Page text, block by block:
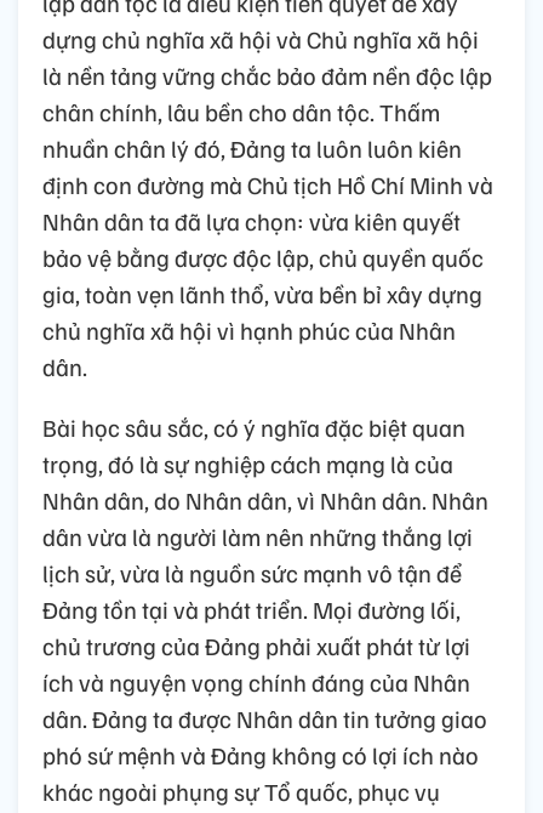
dựng chủ nghĩa xã hội và Chủ nghĩa xã hội
là nền tảng vững chắc bảo đảm nền độc lập
chân chính, lâu bền cho dân tộc. Thấm
nhuần chân lý đó, Đảng ta luôn luôn kiên
định con đường mà Chủ tịch Hồ Chí Minh và
Nhân dân ta đã lựa chọn: vừa kiên quyết
bảo vệ bằng được độc lập, chủ quyền quốc
gia, toàn vẹn lãnh thổ, vừa bền bỉ xây dựng
chủ nghĩa xã hội vì hạnh phúc của Nhân
dân.
Bài học sâu sắc, có ý nghĩa đặc biệt quan
trọng, đó là sự nghiệp cách mạng là của
Nhân dân, do Nhân dân, vì Nhân dân. Nhân
dân vừa là người làm nên những thắng lợi
lịch sử, vừa là nguồn sức mạnh vô tận để
Đảng tồn tại và phát triển. Mọi đường lối,
chủ trương của Đảng phải xuất phát từ lợi
ích và nguyện vọng chính đáng của Nhân
dân. Đảng ta được Nhân dân tin tưởng giao
phó sứ mệnh và Đảng không có lợi ích nào
khác ngoài phụng sự Tổ quốc, phục vụ